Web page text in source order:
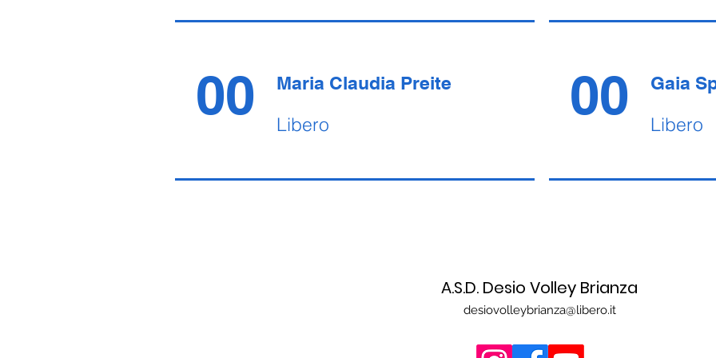
00 Maria Claudia Preite
Libero 00 Gaia
Libero
A.S.D. Desio Volley Brianza
desiovolleybrianza@libero.it